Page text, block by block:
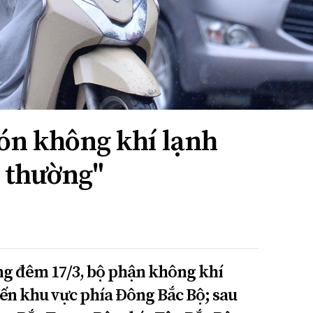
không khí lạnh
đêm 17/3, bộ phận không khí
khu vực phía Đông Bắc Bộ; sau